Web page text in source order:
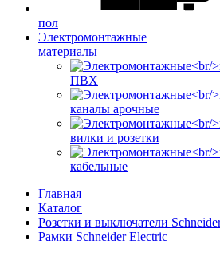
пол
Электромонтажные
материалы
ПВХ
каналы арочные
вилки и розетки
кабельные
Главная
Каталог
Розетки и выключатели
Рамки Schneider Electric